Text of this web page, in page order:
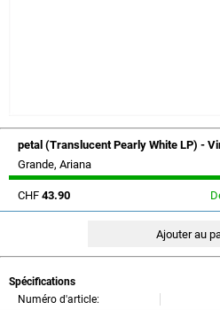
petal (Translucent Pearly White LP) -
Grande, Ariana
CHF 43.90
Spécifications
Numéro d'article: